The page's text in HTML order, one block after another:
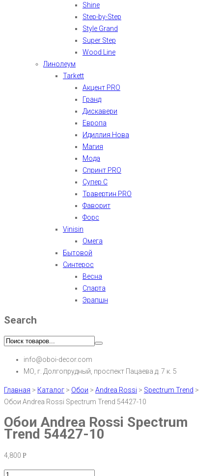
Shine
Step-by-Step
Style Grand
Super Step
Wood Line
Линолеум
Tarkett
Акцент PRO
Гранд
Дискавери
Европа
Идиллия Нова
Магия
Мода
Спринт PRO
Супер С
Травертин PRO
Фаворит
Форс
Vinisin
Омега
Бытовой
Синтерос
Весна
Спарта
Эрапшн
Search
info@oboi-decor.com
МО, г. Долгопрудный, проспект Пацаева д. 7 к. 5
Главная > Каталог > Обои > Andrea Rossi > Spectrum Trend >
Обои Andrea Rossi Spectrum Trend 54427-10
Обои Andrea Rossi Spectrum
Trend 54427-10
4,800 Р